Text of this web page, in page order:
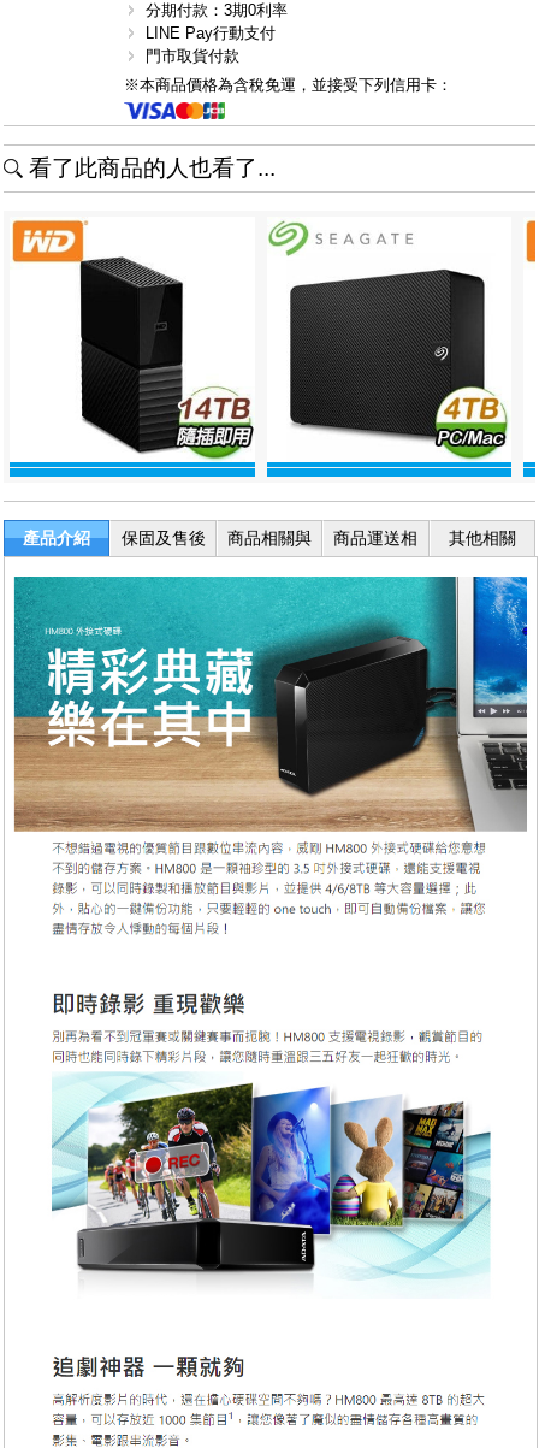
分期付款：3期0利率
LINE Pay行動支付
門市取貨付款
※本商品價格為含稅免運，並接受下列信用卡：
看了此商品的人也看了...
產品介紹
保固及售後
服務
商品相關與
退換貨
商品運送相
關
其他相關